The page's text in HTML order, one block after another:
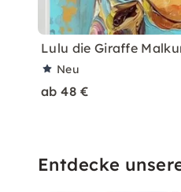
Lulu die Giraffe
Neu
ab 48 €
Entdecke